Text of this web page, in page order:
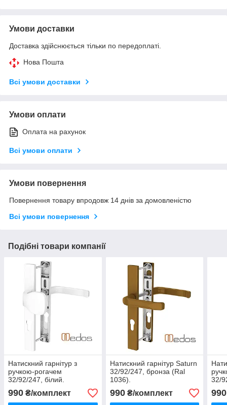
Умови доставки
Доставка здійснюється тільки по передоплаті.
Нова Пошта
Всі умови доставки
Умови оплати
Оплата на рахунок
Всі умови оплати
Умови повернення
Повернення товару впродовж 14 днів за домовленістю
Всі умови повернення
Подібні товари компанії
Натискний гарнітур з
ручкою-рогачем
32/92/247, білий.
990 ₴/комплект
Натискний гарнітур Saturn
32/92/247, бронза (Ral
1036).
990₴/комплект
32/
990